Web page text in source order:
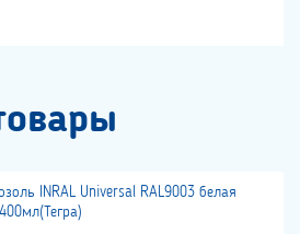
INRAL Universal RAL9003 белая